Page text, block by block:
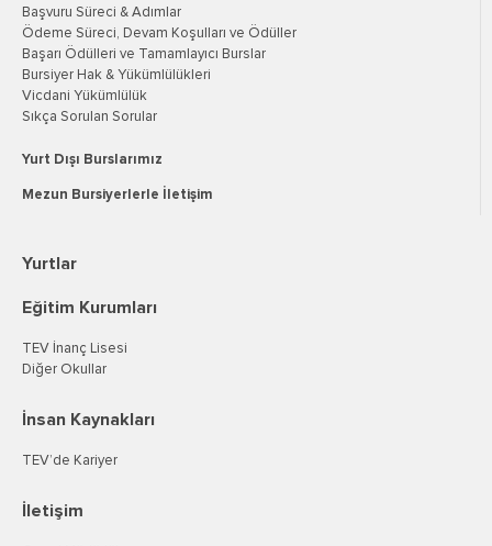
Başvuru Süreci & Adımlar
Ödeme Süreci, Devam Koşulları ve Ödüller
Başarı Ödülleri ve Tamamlayıcı Burslar
Bursiyer Hak & Yükümlülükleri
Vicdani Yükümlülük
Sıkça Sorulan Sorular
Yurt Dışı Burslarımız
Mezun Bursiyerlerle İletişim
Yurtlar
Eğitim Kurumları
TEV İnanç Lisesi
Diğer Okullar
İnsan Kaynakları
TEV’de Kariyer
İletişim